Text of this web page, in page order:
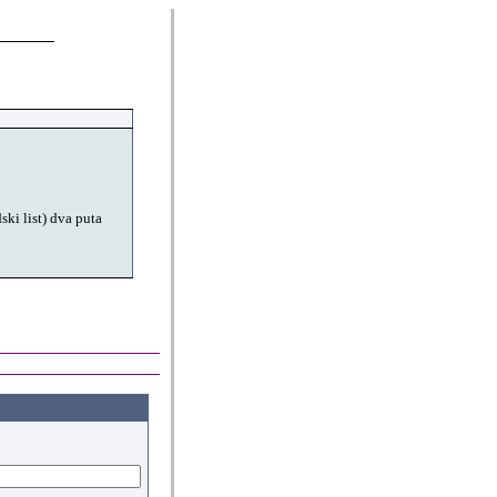
list) dva puta